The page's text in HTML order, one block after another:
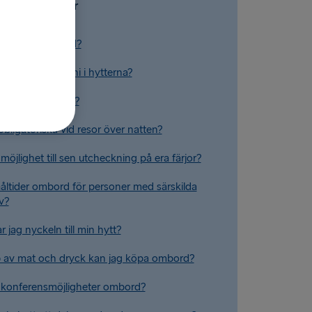
Vanliga frågor
vilstolar ombord?
har ni i hytterna?
Plus Lounge?
vid resor över natten?
till sen utcheckning på era färjor?
ombord för personer med särskilda
jag nyckeln till min hytt?
av mat och dryck kan jag köpa ombord?
ombord?